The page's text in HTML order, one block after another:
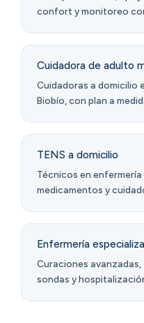
confort y monitoreo
Cuidadora de adulto
Cuidadoras a domicilio
Biobío, con plan a
TENS a domicilio
Técnicos en
medicamentos y
Enfermería
Curaciones
sondas y